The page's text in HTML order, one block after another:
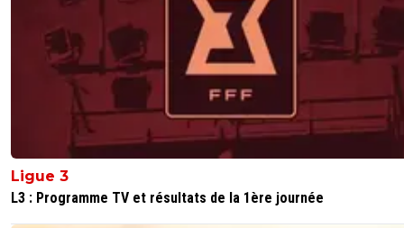
Ligue 3
L3 : Programme TV et résultats de la 1ère journée